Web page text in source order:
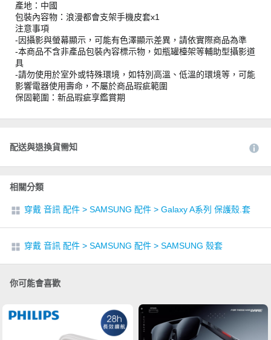
產地：中國
包裝內容物：浪漫都會支架手機皮套x1
注意事項
-因攝影與螢幕顯示，可能有色澤顯示差異，請依實際商品為準
-本商品不含非產品包裝內容標示物，如瓶罐檯架等輔助型攝影道
具
-請勿使用於室外或特殊環境，如特別高溫、低溫的環境等，可能
影響電器使用壽命，不屬於商品瑕疵範圍
保固範圍：新品瑕疵享鑑賞期
配送與退換貨需知
相關分類
穿戴 音訊 配件 > SAMSUNG 配件 > Galaxy A系列 保護殼.套
穿戴 音訊 配件 > SAMSUNG 配件 > SAMSUNG 殼套
你可能會喜歡